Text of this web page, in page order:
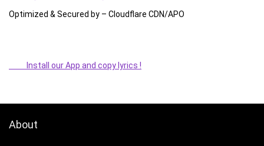
Optimized & Secured by – Cloudflare CDN/APO
Install our App and copy lyrics !
About